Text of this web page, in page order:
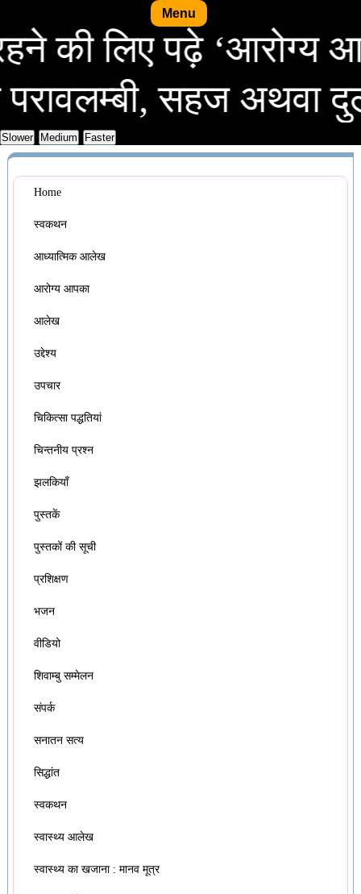
Menu
रहने की लिए पढ़े
सहज अथवा
Home
स्वकथन
आध्यात्मिक आलेख
आरोग्य आपका
आलेख
उद्देश्य
उपचार
चिकित्सा पद्धतियां
चिन्तनीय प्रश्न
झलकियाँ
पुस्तकें
पुस्तकों की सूची
प्रशिक्षण
भजन
वीडियो
शिवाम्बु सम्मेलन
संपर्क
सनातन सत्य
सिद्धांत
स्वकथन
स्वास्थ्य आलेख
स्वास्थ्य का खजाना : मानव मूत्र